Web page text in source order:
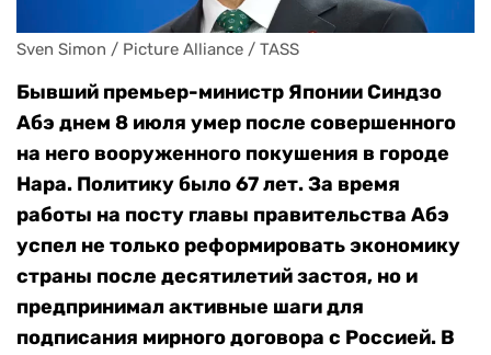
Sven Simon / Picture Alliance / TASS
Бывший премьер-министр Японии Синдзо
Абэ днем 8 июля умер после совершенного
на него вооруженного покушения в городе
Нара. Политику было 67 лет. За время
работы на посту главы правительства Абэ
успел не только реформировать экономику
страны после десятилетий застоя, но и
предпринимал активные шаги для
подписания мирного договора с Россией. В